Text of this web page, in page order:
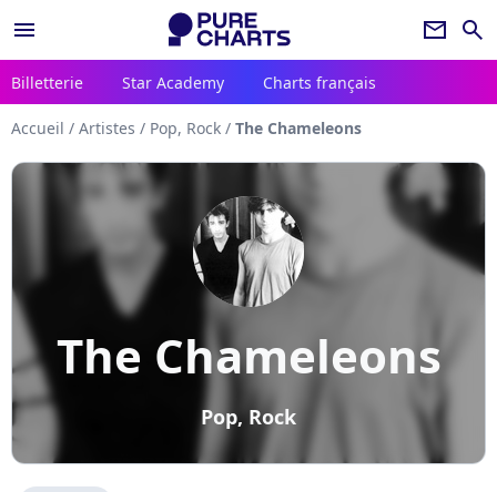
menu newsletter search
Billetterie Star Academy Charts français
Accueil / Artistes / Pop, Rock / The Chameleons
The Chameleons
Pop, Rock